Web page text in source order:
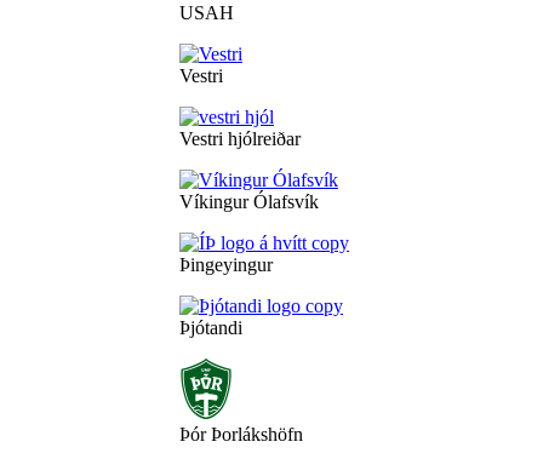
USAH
Vestri
Vestri hjólreiðar
Víkingur Ólafsvík
Þingeyingur
Þjótandi
Þór Þorlákshöfn